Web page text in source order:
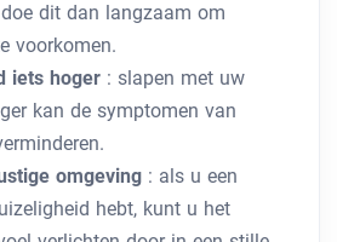
dit dan langzaam om
voorkomen.
iets hoger : slapen met uw
kan de symptomen van
omgeving : als u een
hebt, kunt u het